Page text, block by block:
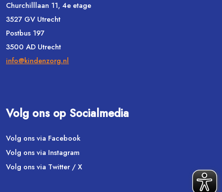
Churchilllaan 11, 4e etage
3527 GV Utrecht
Postbus 197
3500 AD Utrecht
info@kindenzorg.nl
Volg ons op Socialmedia
Volg ons via Facebook
Volg ons via Instagram
Volg ons via Twitter / X